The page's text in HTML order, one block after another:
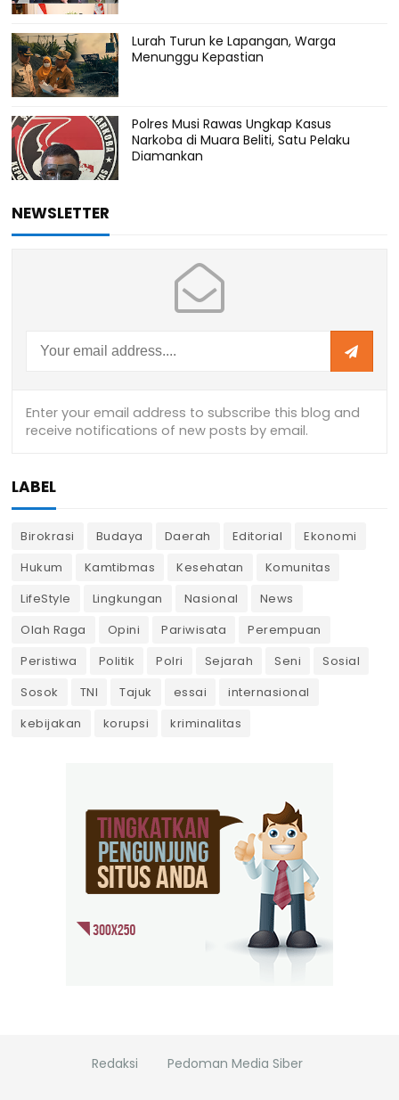
Lurah Turun ke Lapangan, Warga
Menunggu Kepastian
Polres Musi Rawas Ungkap Kasus
Narkoba di Muara Beliti, Satu Pelaku
Diamankan
NEWSLETTER
LABEL
Birokrasi Budaya Daerah Editorial
Ekonomi
Hukum
Kamtibmas Kesehatan
Komunitas
LifeStyle
Lingkungan Nasional
News
Olah Raga
Opini Pariwisata
Perempuan
Peristiwa
Politik Polri Sejarah Seni
Sosial
Sosok
TNI Tajuk essai
internasional
kebijakan
korupsi kriminalitas
Redaksi Pedoman Media Siber